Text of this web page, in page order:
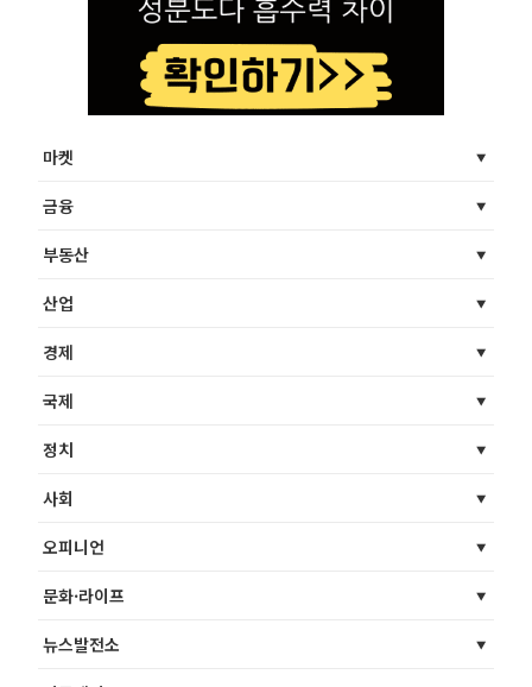
마켓
금융
부동산
산업
경제
국제
정치
사회
오피니언
문화·라이프
뉴스발전소